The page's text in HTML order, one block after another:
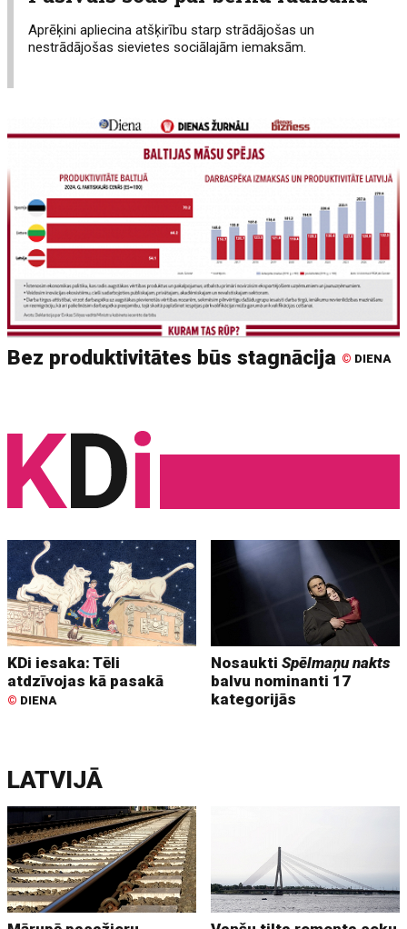
Aprēķini apliecina atšķirību starp strādājošas un
nestrādājošas sievietes sociālajām iemaksām.
Bez produktivitātes būs stagnācija © DIENA
KDi iesaka: Tēli
atdzīvojas kā pasakā
© DIENA
NosauktiSpēlmaņu nakts
balvu nominanti 17
kategorijās
LATVIJĀ